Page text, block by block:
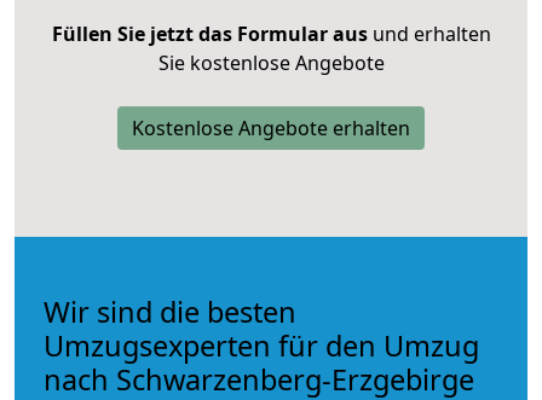
Füllen Sie jetzt das Formular ausund erhalten
Sie kostenlose Angebote
Kostenlose Angebote erhalten
Wir sind die besten
Umzugsexperten für den Umzug
nach Schwarzenberg-Erzgebirge